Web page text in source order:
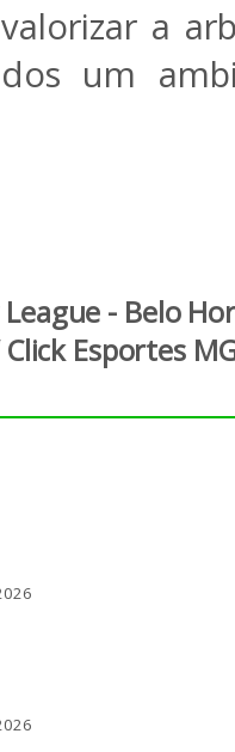
a
um
- Belo
Click Esportes